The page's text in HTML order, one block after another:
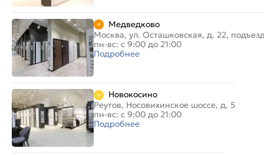
Медведково
Москва, ул. Осташковская, д. 22,
пн-вс: с 9:00 до 21:00
Подробнее
Новокосино
Реутов, Носовихинское шоссе, д. 5
пн-вс: с 9:00 до 21:00
Подробнее